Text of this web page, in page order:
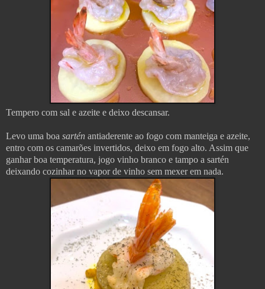
Tempero com sal e azeite e deixo descansar.
Levo uma boa sartén antiaderente ao fogo com manteiga e azeite,
entro com os camarões invertidos, deixo em fogo alto. Assim que
ganhar boa temperatura, jogo vinho branco e tampo a sartén
deixando cozinhar no vapor de vinho sem mexer em nada.